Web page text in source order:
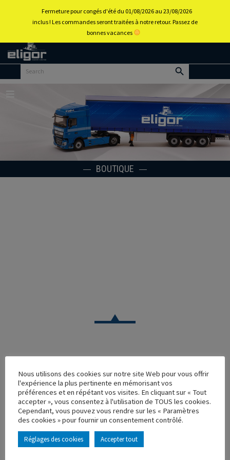
Retour
BOUTIQUE
CAMION
KENWORTH COURSE DANZAS JAUNE
Réf. : 110195
Rupture de stock
Caractéristique principales :
Nous utilisons des cookies sur notre site Web pour vous offrir
l'expérience la plus pertinente en mémorisant vos
préférences et en répétant vos visites. En cliquant sur « Tout
accepter », vous consentez à l'utilisation de TOUS les cookies.
Cependant, vous pouvez vous rendre sur les « Paramètres
des cookies » pour fournir un consentement contrôlé.
Réglages des cookies Accepter tout
Fermeture pour congés d'été du 01/08/2026 au 23/08/2026
inclus ! Les commandes seront traitées à notre retour. Passez de
bonnes vacances